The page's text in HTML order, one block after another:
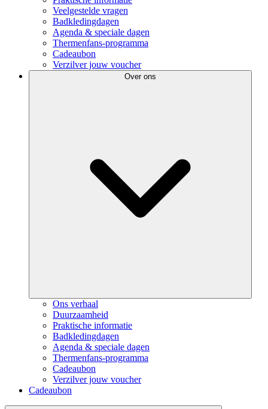
Veelgestelde vragen
Badkledingdagen
Agenda & speciale dagen
Thermenfans-programma
Cadeaubon
Verzilver jouw voucher
Over ons
Ons verhaal
Duurzaamheid
Praktische informatie
Badkledingdagen
Agenda & speciale dagen
Thermenfans-programma
Cadeaubon
Verzilver jouw voucher
Cadeaubon